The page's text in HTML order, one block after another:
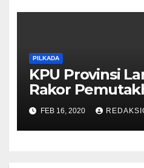
PILKADA
KPU Provinsi
Rakor
Pemilih
FEB 16, 2020